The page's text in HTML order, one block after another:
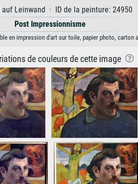
Leinwand · ID de la peinture: 24950
Post Impressionnisme
en impression d'art sur toile, papier photo, carton
de couleurs de cette image